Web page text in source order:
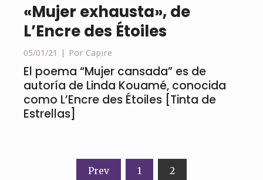
«Mujer exhausta», de
L’Encre des Étoiles
05/01/21 Por Capire
El poema “Mujer cansada” es de
autoría de Linda Kouamé, conocida
como L’Encre des Étoiles [Tinta de
Estrellas]
Navegación
Prev 1 2